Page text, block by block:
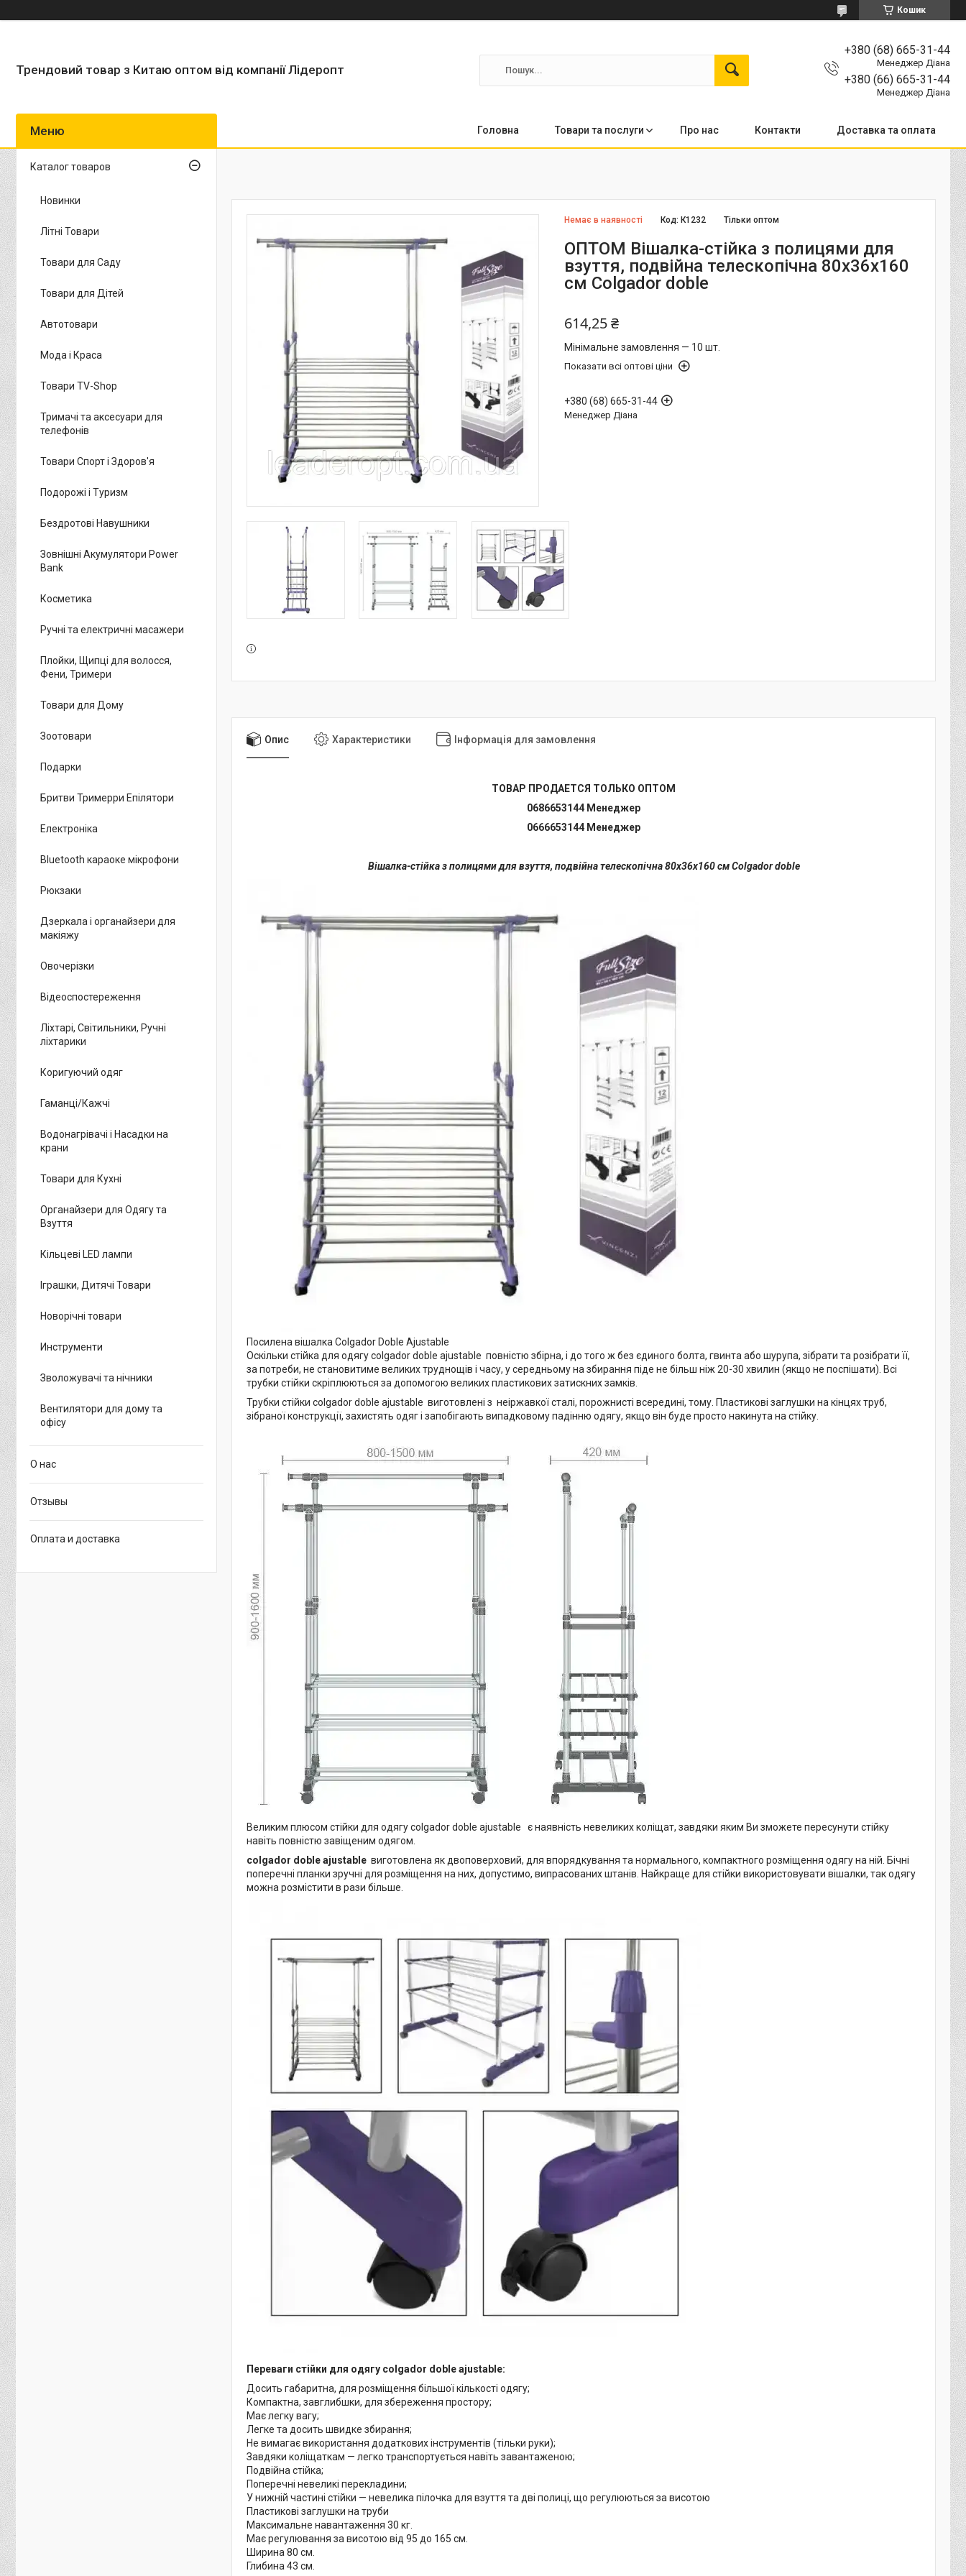
Кошик
Трендовий товар з Китаю оптом від компанії Лідеропт
+380 (68) 665-31-44
Менеджер Діана
+380 (66) 665-31-44
Менеджер Діана
Головна Товари та послуги Про нас Контакти Доставка та оплата
Немає в наявності Тільки оптом
Код:К1232
ОПТОМ Вішалка-стійка з полицями для
взуття, подвійна телескопічна 80х36х160
см Colgador doble
614,25 ₴
Мінімальне замовлення — 10 шт.
Показати всі оптові ціни
+380 (68) 665-31-44
Менеджер Діана
Опис Характеристики Інформація для замовлення
ТОВАР ПРОДАЕТСЯ ТОЛЬКО ОПТОМ
0686653144 Менеджер
0666653144 Менеджер
Вішалка-стійка з полицями для взуття, подвійна телескопічна 80х36х160 см Colgador doble
Посилена вішалка Colgador Doble Ajustable
Оскільки стійка для одягу colgador doble ajustable повністю збірна, і до того ж без єдиного болта, гвинта або шурупа, зібрати та розібрати її,
за потреби, не становитиме великих труднощів і часу, у середньому на збирання піде не більш ніж 20-30 хвилин (якщо не поспішати). Всі
трубки стійки скріплюються за допомогою великих пластикових затискних замків.
Трубки стійки colgador doble ajustable виготовлені з неіржавкої сталі, порожнисті всередині, тому. Пластикові заглушки на кінцях труб,
зібраної конструкції, захистять одяг і запобігають випадковому падінню одягу, якщо він буде просто накинута на стійку.
Великим плюсом стійки для одягу colgador doble ajustable є наявність невеликих коліщат, завдяки яким Ви зможете пересунути стійку
навіть повністю завіщеним одягом.
colgador doble ajustable виготовлена як двоповерховий, для впорядкування та нормального, компактного розміщення одягу на ній. Бічні
поперечні планки зручні для розміщення на них, допустимо, випрасованих штанів. Найкраще для стійки використовувати вішалки, так одягу
можна розмістити в рази більше.
Переваги стійки для одягу colgador doble ajustable:
Досить габаритна, для розміщення більшої кількості одягу;
Компактна, завглибшки, для збереження простору;
Має легку вагу;
Легке та досить швидке збирання;
Не вимагає використання додаткових інструментів (тільки руки);
Завдяки коліщаткам — легко транспортується навіть завантаженою;
Подвійна стійка;
Поперечні невеликі перекладини;
У нижній частині стійки — невелика пілочка для взуття та дві полиці, що регулюються за висотою
Пластикові заглушки на труби
Максимальне навантаження 30 кг.
Має регулювання за висотою від 95 до 165 см.
Ширина 80 см.
Глибина 43 см.
Каталог товаров
Новинки
Літні Товари
Товари для Саду
Товари для Дітей
Автотовари
Мода і Краса
Товари TV-Shop
Тримачі та аксесуари для
телефонів
Товари Спорт і Здоров'я
Подорожі і Туризм
Бездротові Навушники
Зовнішні Акумулятори Power
Bank
Косметика
Ручні та електричні масажери
Плойки, Щипці для волосся,
Фени, Тримери
Товари для Дому
Зоотовари
Подарки
Бритви Тримерри Епілятори
Електроніка
Bluetooth караоке мікрофони
Рюкзаки
Дзеркала і органайзери для
макіяжу
Овочерізки
Відеоспостереження
Ліхтарі, Світильники, Ручні
ліхтарики
Коригуючий одяг
Гаманці/Кажчі
Водонагрівачі і Насадки на
крани
Товари для Кухні
Органайзери для Одягу та
Взуття
Кільцеві LED лампи
Іграшки, Дитячі Товари
Новорічні товари
Инструменти
Зволожувачі та нічники
Вентилятори для дому та
офісу
О нас
Отзывы
Оплата и доставка